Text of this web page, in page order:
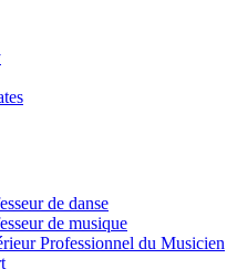
de danse
de musique
Professionnel du Musicien